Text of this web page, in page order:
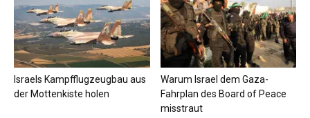
Israels Kampfflugzeugbau aus
der Mottenkiste holen
Warum Israel dem Gaza-
Fahrplan des Board of Peace
misstraut